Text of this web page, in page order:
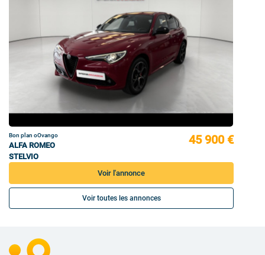
Bon plan oOvango
ALFA ROMEO
STELVIO
45 900 €
Voir l'annonce
Voir toutes les annonces